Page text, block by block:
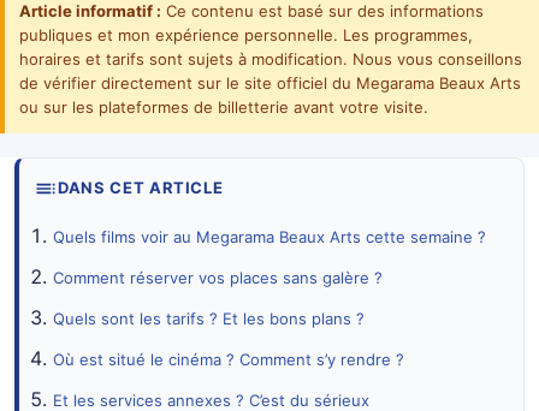
Article informatif : Ce contenu est basé sur des informations
publiques et mon expérience personnelle. Les programmes,
horaires et tarifs sont sujets à modification. Nous vous conseillons
de vérifier directement sur le site officiel du Megarama Beaux Arts
ou sur les plateformes de billetterie avant votre visite.
DANS CET ARTICLE
Quels films voir au Megarama Beaux Arts cette semaine ?
Comment réserver vos places sans galère ?
Quels sont les tarifs ? Et les bons plans ?
Où est situé le cinéma ? Comment s’y rendre ?
Et les services annexes ? C’est du sérieux